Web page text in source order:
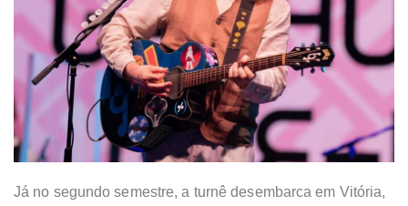
Já no segundo semestre, a turnê desembarca em Vitória,